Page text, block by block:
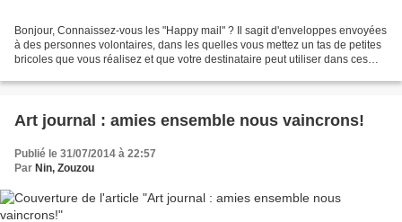
Bonjour, Connaissez-vous les "Happy mail" ? Il sagit d'enveloppes envoyées
à des personnes volontaires, dans les quelles vous mettez un tas de petites
bricoles que vous réalisez et que votre destinataire peut utiliser dans ces
Art journal : amies ensemble nous vaincrons!
Publié le 31/07/2014 à 22:57
Par Nin, Zouzou